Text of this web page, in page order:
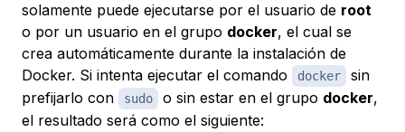
solamente puede ejecutarse por el usuario de root
o por un usuario en el grupo docker, el cual se
crea automáticamente durante la instalación de
Docker. Si intenta ejecutar el comando
docker
sin
prefijarlo con
sudo o sin estar en el grupo docker,
el resultado será como el siguiente: